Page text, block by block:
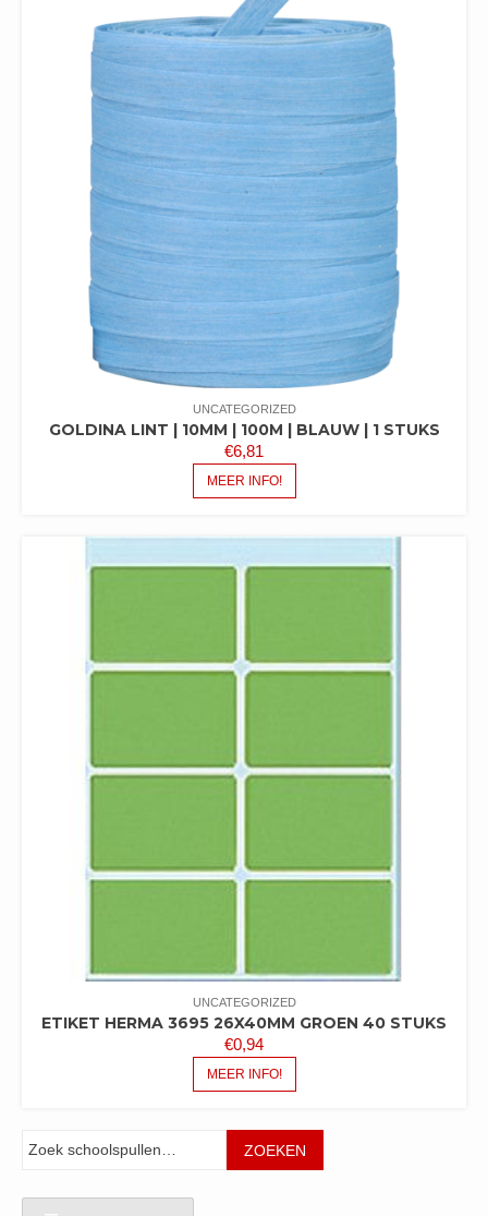
UNCATEGORIZED
GOLDINA LINT | 10MM | 100M | BLAUW | 1 STUKS
€6,81
MEER INFO!
UNCATEGORIZED
ETIKET HERMA 3695 26X40MM GROEN 40 STUKS
€0,94
MEER INFO!
ZOEKEN